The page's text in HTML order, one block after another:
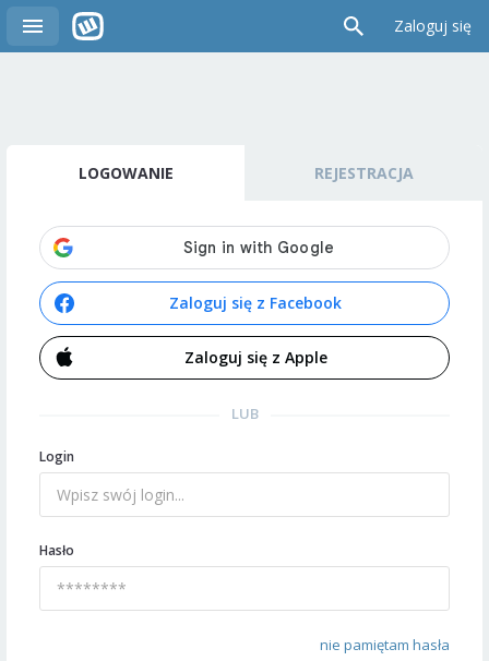
Zaloguj się
LOGOWANIE REJESTRACJA
Zaloguj się z Facebook
Zaloguj się z Apple
LUB
Login
Hasło
nie pamiętam hasła